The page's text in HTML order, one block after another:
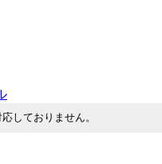
しておりません。